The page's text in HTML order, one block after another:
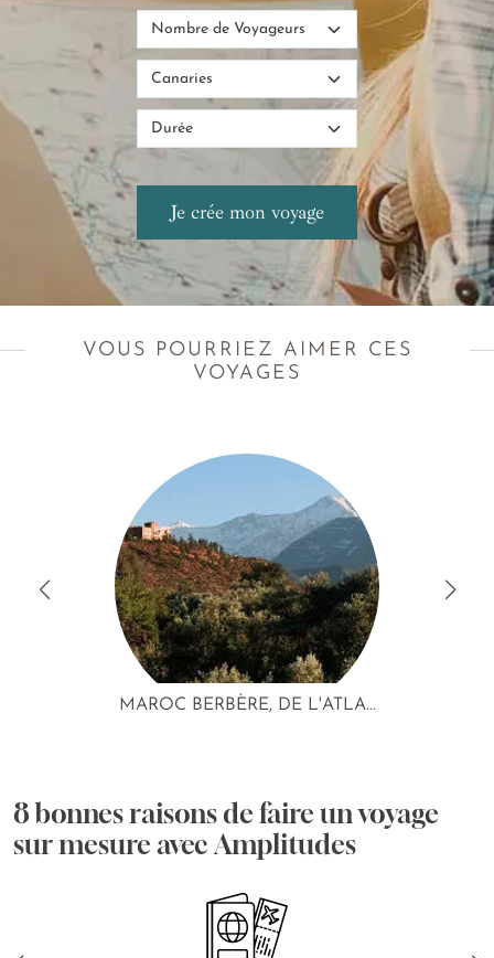
VOUS POURRIEZ AIMER CES
VOYAGES
MAROC BERBÈRE, DE L'ATLA...
8 bonnes raisons de faire un voyage
sur mesure avec Amplitudes